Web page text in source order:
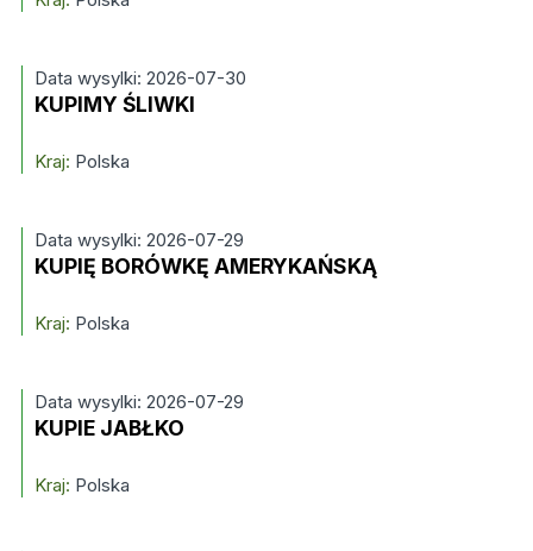
Data wysylki: 2026-07-30
KUPIMY ŚLIWKI
Kraj: Polska
Data wysylki: 2026-07-29
KUPIĘ BORÓWKĘ AMERYKAŃSKĄ
Kraj: Polska
Data wysylki: 2026-07-29
KUPIE JABŁKO
Kraj: Polska